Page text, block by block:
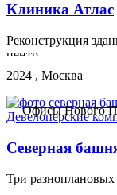
Клиника Атлас
Реконструкция
центр
2024 , Москва
Офисы Нового
Девелоперские
Северная
Три